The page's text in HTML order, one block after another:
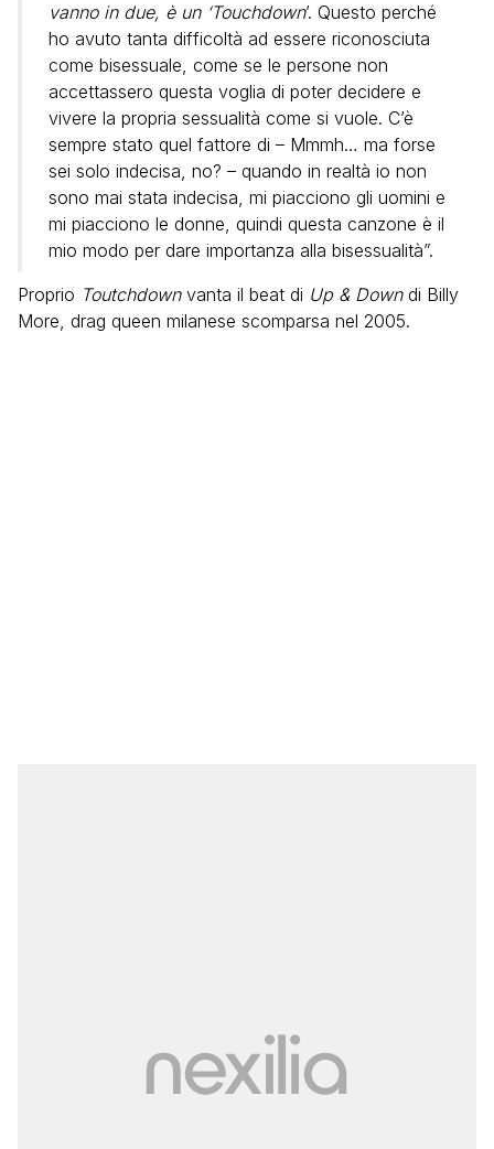
vanno in due, è un ‘Touchdown’. Questo perché
ho avuto tanta difficoltà ad essere riconosciuta
come bisessuale, come se le persone non
accettassero questa voglia di poter decidere e
vivere la propria sessualità come si vuole. C’è
sempre stato quel fattore di – Mmmh… ma forse
sei solo indecisa, no? – quando in realtà io non
sono mai stata indecisa, mi piacciono gli uomini e
mi piacciono le donne, quindi questa canzone è il
mio modo per dare importanza alla bisessualità”.
Proprio Toutchdownvanta il beat di Up & Downdi Billy
More, drag queen milanese scomparsa nel 2005.